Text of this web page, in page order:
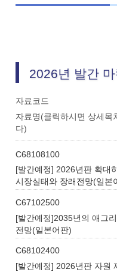
2026년 발간
자료코드
자료명(클릭하시면 상세목
다)
C68108100
[발간예정] 2026년판 확대
시장실태와 장래전망(일본
C67102500
[발간예정]2035년의 애그
전망(일본어판)
C68102400
[발간예정] 2026년판 자원